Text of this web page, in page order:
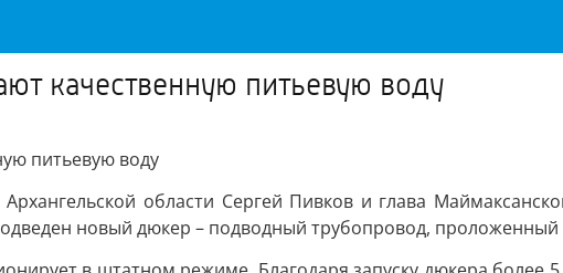
качественную питьевую воду
питьевую воду
области Сергей Пивков и глава
новый дюкер – подводный трубопровод,